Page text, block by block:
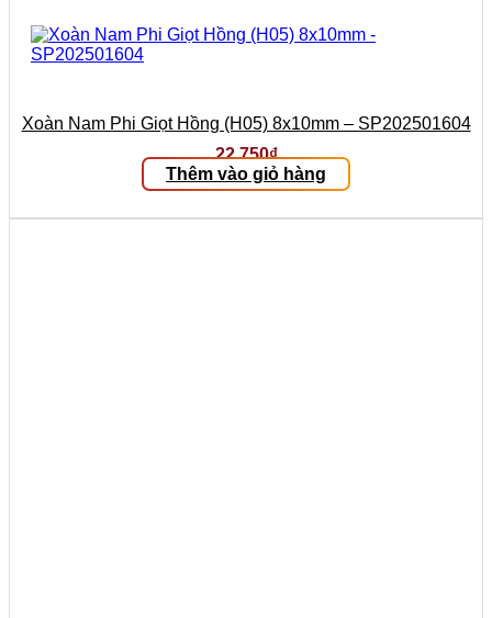
Xoàn Nam Phi Giọt Hồng (H05) 8x10mm – SP202501604
22.750₫
Thêm vào giỏ hàng